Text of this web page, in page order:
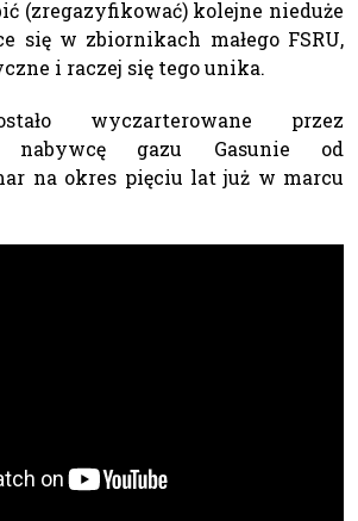
(zregazyfikować) kolejne nieduże
się w zbiornikach małego FSRU,
i raczej się tego unika.
wyczarterowane przez
nabywcę gazu Gasunie od
na okres pięciu lat już w marcu